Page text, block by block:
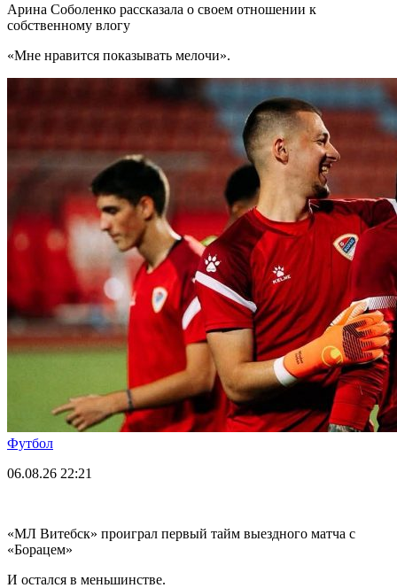
Арина Соболенко рассказала о своем отношении к
собственному влогу
«Мне нравится показывать мелочи».
Футбол
06.08.26 22:21
«МЛ Витебск» проиграл первый тайм выездного матча с
«Борацем»
И остался в меньшинстве.